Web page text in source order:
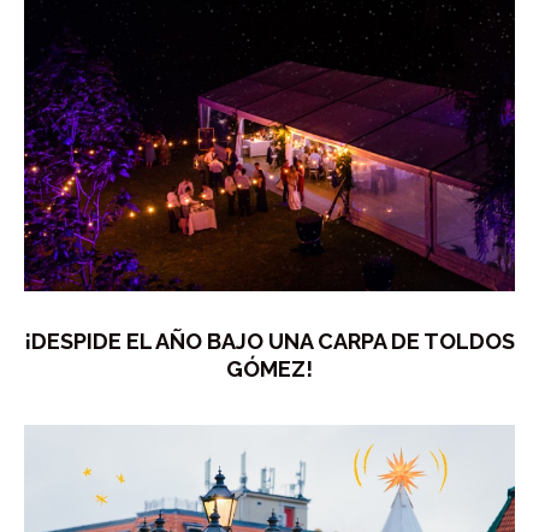
¡DESPIDE EL AÑO BAJO UNA CARPA DE TOLDOS
GÓMEZ!